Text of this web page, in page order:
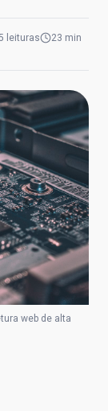
leituras
23 min
web de alta